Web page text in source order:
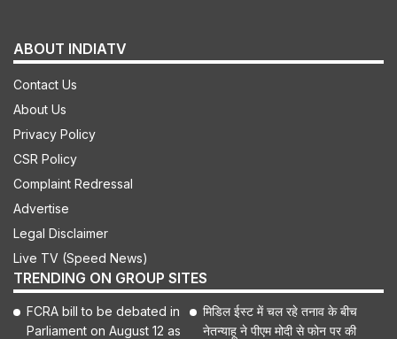
ABOUT INDIATV
Contact Us
About Us
Privacy Policy
CSR Policy
Complaint Redressal
Advertise
Legal Disclaimer
Live TV (Speed News)
TRENDING ON GROUP SITES
FCRA bill to be debated in
Parliament on August 12 as
मिडिल ईस्ट में चल रहे तनाव के बीच
नेतन्याहू ने पीएम मोदी से फोन पर की